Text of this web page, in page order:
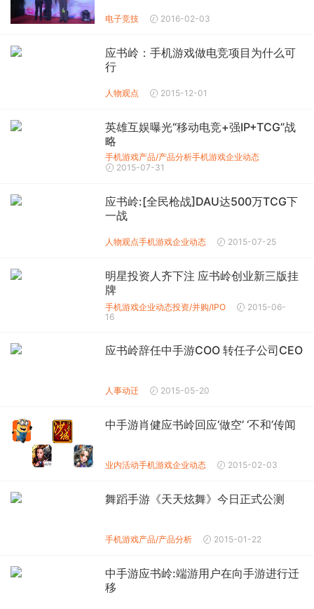
电子竞技 2016-02-03
应书岭：手机游戏做电竞项目为什么可
行
人物观点 2015-12-01
英雄互娱曝光“移动电竞+强IP+TCG”战
略
手机游戏产品/产品分析手机游戏企业动态
2015-07-31
应书岭:[全民枪战]DAU达500万TCG下
一战
人物观点手机游戏企业动态 2015-07-25
明星投资人齐下注 应书岭创业新三版挂
牌
手机游戏企业动态投资/并购/IPO
2015-06-
16
应书岭辞任中手游COO 转任子公司CEO
人事动迁 2015-05-20
中手游肖健应书岭回应‘做空’ ‘不和’传闻
业内活动手机游戏企业动态 2015-02-03
舞蹈手游《天天炫舞》今日正式公测
手机游戏产品/产品分析 2015-01-22
中手游应书岭:端游用户在向手游进行迁
移